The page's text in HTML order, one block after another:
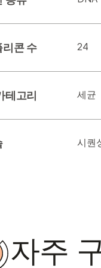
리콘 수 24
테고리 세균
시퀀
자주